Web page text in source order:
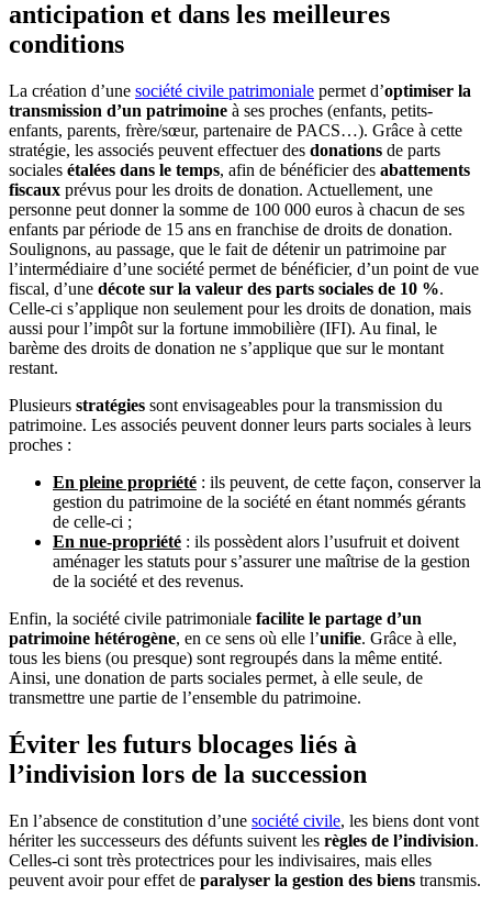
anticipation et dans les meilleures
conditions
La création d’une société civile patrimoniale permet d’optimiser la
transmission d’un patrimoine à ses proches (enfants, petits-
enfants, parents, frère/sœur, partenaire de PACS…). Grâce à cette
stratégie, les associés peuvent effectuer des donations de parts
sociales étalées dans le temps, afin de bénéficier des abattements
fiscaux prévus pour les droits de donation. Actuellement, une
personne peut donner la somme de 100 000 euros à chacun de ses
enfants par période de 15 ans en franchise de droits de donation.
Soulignons, au passage, que le fait de détenir un patrimoine par
l’intermédiaire d’une société permet de bénéficier, d’un point de vue
fiscal, d’une décote sur la valeur des parts sociales de 10 %.
Celle-ci s’applique non seulement pour les droits de donation, mais
aussi pour l’impôt sur la fortune immobilière (IFI). Au final, le
barème des droits de donation ne s’applique que sur le montant
restant.
Plusieurs stratégies sont envisageables pour la transmission du
patrimoine. Les associés peuvent donner leurs parts sociales à leurs
proches :
En pleine propriété : ils peuvent, de cette façon, conserver la
gestion du patrimoine de la société en étant nommés gérants
de celle-ci ;
En nue-propriété : ils possèdent alors l’usufruit et doivent
aménager les statuts pour s’assurer une maîtrise de la gestion
de la société et des revenus.
Enfin, la société civile patrimoniale facilite le partage d’un
patrimoine hétérogène, en ce sens où elle l’unifie. Grâce à elle,
tous les biens (ou presque) sont regroupés dans la même entité.
Ainsi, une donation de parts sociales permet, à elle seule, de
transmettre une partie de l’ensemble du patrimoine.
Éviter les futurs blocages liés à
l’indivision lors de la succession
En l’absence de constitution d’une société civile, les biens dont vont
hériter les successeurs des défunts suivent les règles de l’indivision.
Celles-ci sont très protectrices pour les indivisaires, mais elles
peuvent avoir pour effet de paralyser la gestion des biens transmis.